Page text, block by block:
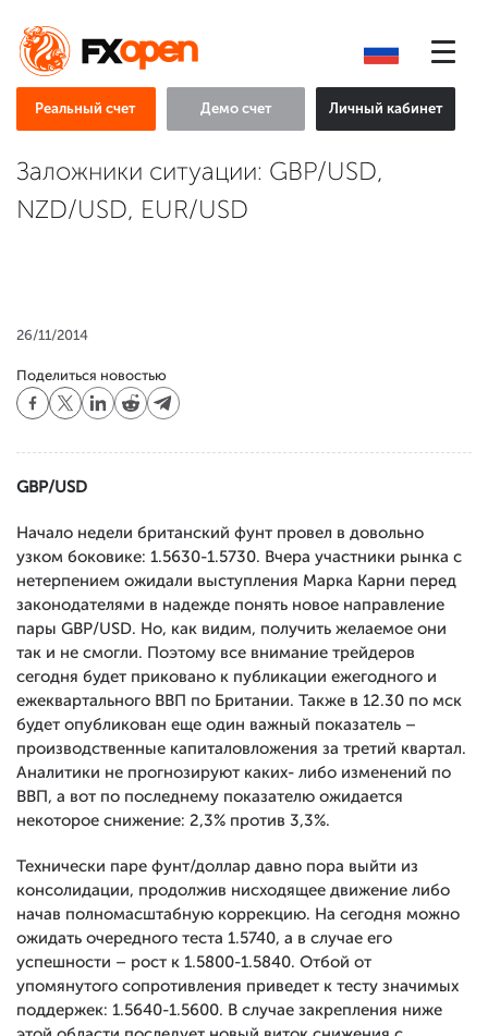
Реальный счет Демо счет Личный кабинет
Заложники ситуации: GBP/USD,
NZD/USD, EUR/USD
26/11/2014
Поделиться новостью
GBP/USD
Начало недели британский фунт провел в довольно
узком боковике: 1.5630-1.5730. Вчера участники рынка с
нетерпением ожидали выступления Марка Карни перед
законодателями в надежде понять новое направление
пары GBP/USD. Но, как видим, получить желаемое они
так и не смогли. Поэтому все внимание трейдеров
сегодня будет приковано к публикации ежегодного и
ежеквартального ВВП по Британии. Также в 12.30 по мск
будет опубликован еще один важный показатель –
производственные капиталовложения за третий квартал.
Аналитики не прогнозируют каких- либо изменений по
ВВП, а вот по последнему показателю ожидается
некоторое снижение: 2,3% против 3,3%.
Технически паре фунт/доллар давно пора выйти из
консолидации, продолжив нисходящее движение либо
начав полномасштабную коррекцию. На сегодня можно
ожидать очередного теста 1.5740, а в случае его
успешности – рост к 1.5800-1.5840. Отбой от
упомянутого сопротивления приведет к тесту значимых
поддержек: 1.5640-1.5600. В случае закрепления ниже